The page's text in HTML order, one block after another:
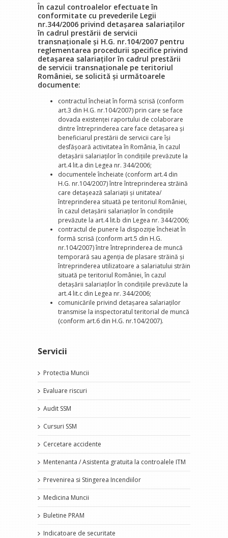
În cazul controalelor efectuate în
conformitate cu prevederile Legii
nr.344/2006 privind detaşarea salariaţilor
în cadrul prestării de servicii
transnaţionale şi H.G. nr.104/2007 pentru
reglementarea procedurii specifice privind
detaşarea salariaţilor în cadrul prestării
de servicii transnaţionale pe teritoriul
României, se solicită şi următoarele
documente:
contractul încheiat în formă scrisă (conform
art.3 din H.G. nr.104/2007) prin care se face
dovada existenţei raportului de colaborare
dintre întreprinderea care face detaşarea şi
beneficiarul prestării de servicii care îşi
desfăşoară activitatea în România, în cazul
detaşării salariaţilor în condiţiile prevăzute la
art.4 lit.a din Legea nr. 344/2006;
documentele încheiate (conform art.4 din
H.G. nr.104/2007) între întreprinderea străină
care detaşează salariaţii şi unitatea/
întreprinderea situată pe teritoriul României,
în cazul detaşării salariaţilor în condiţiile
prevăzute la art.4 lit.b din Legea nr. 344/2006;
contractul de punere la dispoziţie încheiat în
formă scrisă (conform art.5 din H.G.
nr.104/2007) între întreprinderea de muncă
temporară sau agenţia de plasare străină şi
întreprinderea utilizatoare a salariatului străin
situată pe teritoriul României, în cazul
detaşării salariaţilor în condiţiile prevăzute la
art.4 lit.c din Legea nr. 344/2006;
comunicările privind detaşarea salariaţilor
transmise la inspectoratul teritorial de muncă
(conform art.6 din H.G. nr.104/2007).
Servicii
Protectia Muncii
Evaluare riscuri
Audit SSM
Cursuri SSM
Cercetare accidente
Mentenanta / Asistenta gratuita la controalele ITM
Prevenirea si Stingerea Incendiilor
Medicina Muncii
Buletine PRAM
Indicatoare de securitate